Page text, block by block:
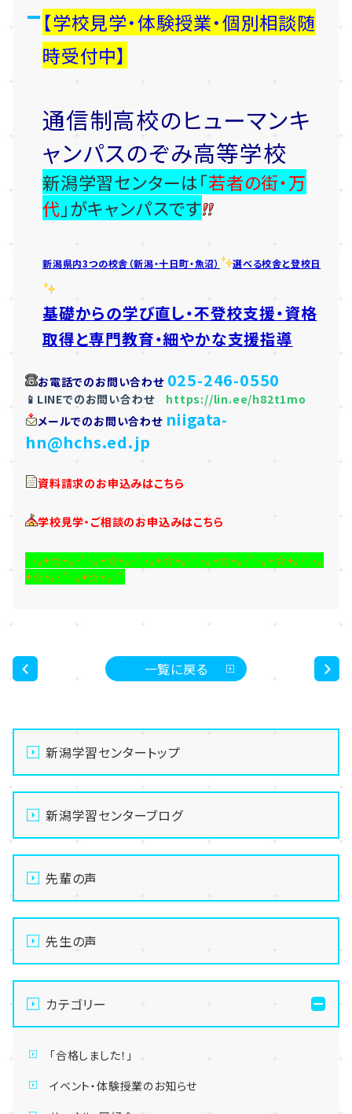
【学校見学・体験授業・個別相談随
時受付中】
通信制高校のヒューマンキ
ャンパスのぞみ高等学校
新潟学習センターは「若者の街・万
代 」がキャンパスです
新潟県内3つの校舎（新潟・十日町・魚沼） 選べる校舎と登校日
基礎からの学び直し・不登校支援・資格
取得と専門教育・細やかな支援指導
お電話でのお問い合わせ 025-246-0550
📱LINEでのお問い合わせ
https://lin.ee/h82t1mo
メールでのお問い合わせ niigata-
hn@hchs.ed.jp
資料請求のお申込みはこちら
学校見学・ご相談のお申込みはこちら
ﾟ･｡+☆+｡･ﾟ･｡+☆+｡･ﾟ･｡+☆+｡･ﾟ･｡+☆+｡･ﾟ･｡+☆+｡･ﾟ･｡
+☆+｡･ﾟ･｡+☆+｡･ﾟ
一覧に戻る
新潟学習センタートップ
新潟学習センターブログ
先輩の声
先生の声
カテゴリー
「合格しました！」
イベント・体験授業のお知らせ